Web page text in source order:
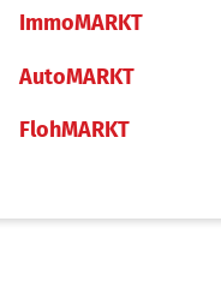
ImmoMARKT
AutoMARKT
FlohMARKT